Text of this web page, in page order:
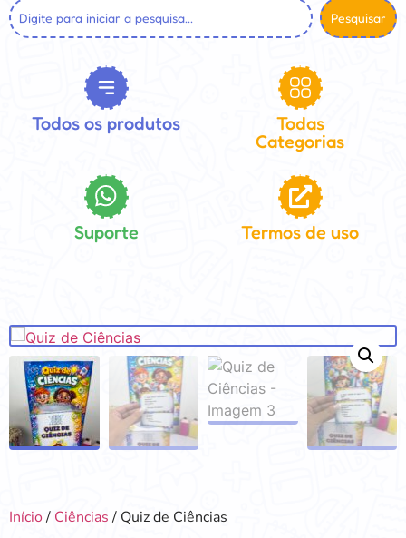
Pesquisar
Todos os produtos
Todas
Categorias
Suporte Termos de uso
Início/ Ciências / Quiz de Ciências